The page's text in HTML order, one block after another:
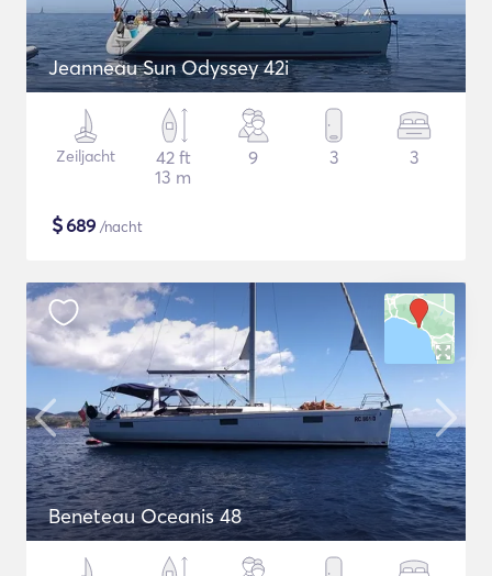
Jeanneau Sun Odyssey 42i
Zeiljacht
42 ft
13 m
9 3 3
$689 /nacht
Beneteau Oceanis 48